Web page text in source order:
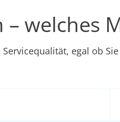
welches
egal ob